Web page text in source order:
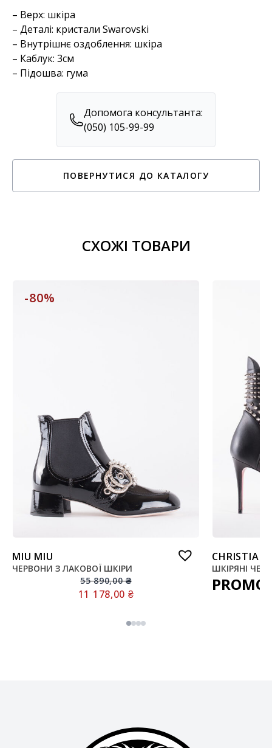
– Верх: шкіра
– Деталі: кристали Swarovski
– Внутрішнє оздоблення: шкіра
– Каблук: 3см
– Підошва: гума
Допомога консультанта:
(050) 105-99-99
ПОВЕРНУТИСЯ ДО КАТАЛОГУ
СХОЖІ ТОВАРИ
-80%
MIU MIU
ЧЕРВОНИ З ЛАКОВОЇ ШКІРИ
55 890,00₴
11 178,00 ₴
CHRISTIAN
ШКІРЯНІ
PROMO